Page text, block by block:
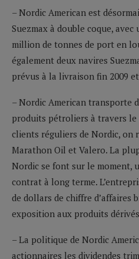
– Nordic American est
Suezmax à double coque,
million de tonnes de port en
également deux navires
prévus à la livraison fin 2009
– Nordic American transporte
produits pétroliers à travers le
clients réguliers de Nordic, on
Marathon Oil et Valero. La
Nordic se font sur le moment,
contrat à long terme.
de dollars de chiffre d’affaires
exposition aux produits
– La politique de Nordic
actionnaires les dividendes